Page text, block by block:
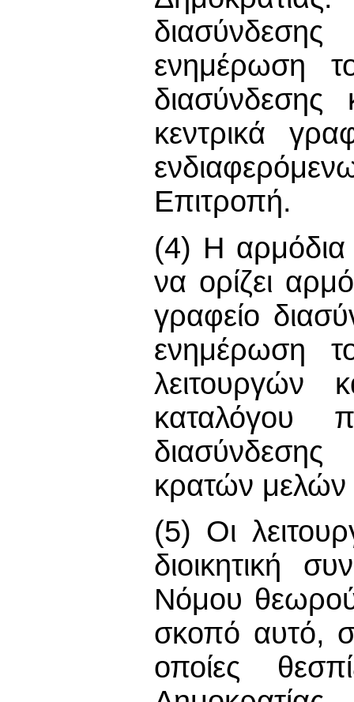
ενημέρωση
κεντρικά
Επιτροπή.
(4) Η αρμόδια
να ορίζει
γραφείο
ενημέρωση
καταλόγου
κρατών μελών
(5) Οι
διοικητική
Νόμου
σκοπό αυτό,
οποίες